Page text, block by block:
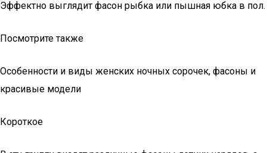
Эффектно выглядит фасон рыбка или пышная юбка в пол.
Посмотрите также
Особенности и виды женских ночных сорочек, фасоны и
красивые модели
Короткое